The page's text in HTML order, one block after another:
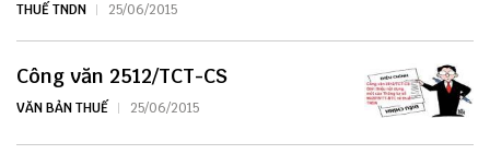
THUẾ TNDN 25/06/2015
Công văn 2512/TCT-CS
VĂN BẢN THUẾ 25/06/2015